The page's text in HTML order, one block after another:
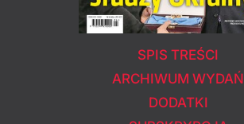
SPIS TREŚCI
ARCHIWUM WYDAŃ
DODATKI